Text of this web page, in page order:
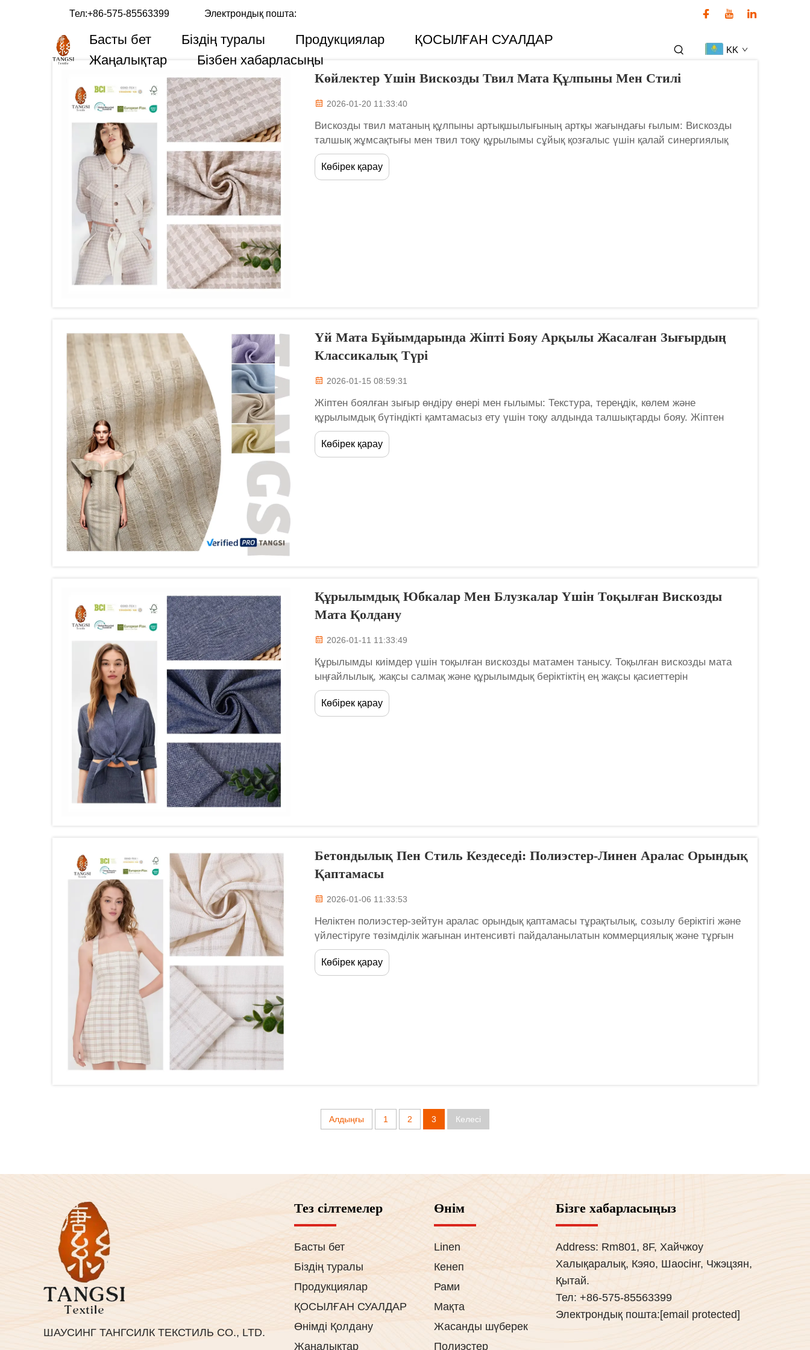
Тел:+86-575-85563399 Электрондық пошта:
Басты бет Біздің туралы Продукциялар
ҚОСЫЛҒАН СУАЛДАР
Жаңалықтар
Бізбен хабарласыңы
KK
Көйлектер Үшін Вискозды Твил Мата Құлпыны Мен Стилі
2026-01-20 11:33:40
Вискозды твил матаның құлпыны артықшылығының артқы жағындағы ғылым: Вискозды
талшық жұмсақтығы мен твил тоқу құрылымы сұйық қозғалыс үшін қалай синергиялық
әрекет етеді. Молекулалық деңгейде табиғи икемділікке ие регенерацияланған
целлюлоздан жасалған вискозды талшықтар ...
Көбірек қарау
Үй Мата Бұйымдарында Жіпті Бояу Арқылы Жасалған Зығырдың
Классикалық Түрі
2026-01-15 08:59:31
Жіптен боялған зығыр өндіру өнері мен ғылымы: Текстура, тереңдік, көлем және
құрылымдық бүтіндікті қамтамасыз ету үшін тоқу алдында талшықтарды бояу. Жіптен
боялған зығыр жағдайында бояу тоқудан көп бұрын жүргізіледі. Оны мыс...
Көбірек қарау
Құрылымдық Юбкалар Мен Блузкалар Үшін Тоқылған Вискозды
Мата Қолдану
2026-01-11 11:33:49
Құрылымды киімдер үшін тоқылған вискозды матамен танысу. Тоқылған вискозды мата
ыңғайлылық, жақсы салмақ және құрылымдық беріктіктің ең жақсы қасиеттерін
ұштастыратын, құрылымдық юбкалар мен блузкалар үшін кеңінен қолданылатын және
сұранысқа ие материал ретінде шықты. Ол табиғи...
Көбірек қарау
Бетондылық Пен Стиль Кездеседі: Полиэстер-Линен Аралас Орындық
Қаптамасы
2026-01-06 11:33:53
Неліктен полиэстер-зейтун аралас орындық қаптамасы тұрақтылық, созылу беріктігі және
үйлестіруге төзімділік жағынан интенсивті пайдаланылатын коммерциялық және тұрғын
аймақтар үшін ерекше бөлініп тұрады Соңғы күшке келгенде, полиэстер-зейтун аралас
талшықтар шынымен қажет болатын жерлерде нақты ерекшеленеді ...
Көбірек қарау
Алдыңғы 1 2 3 Келесі
ШАУСИНГ ТАНГСИЛК ТЕКСТИЛЬ СО., LTD.
Тез сілтемелер
Басты бет
Біздің туралы
Продукциялар
ҚОСЫЛҒАН СУАЛДАР
Өнімді Қолдану
Жаңалықтар
Өнім
Linen
Кенеп
Рами
Мақта
Жасанды шүберек
Полиэстер
Бізге хабарласыңыз
Address: Rm801, 8F, Хайчжоу
Халықаралық, Кэяо, Шаосінг, Чжэцзян,
Қытай.
Тел: +86-575-85563399
Электрондық пошта:[email protected]